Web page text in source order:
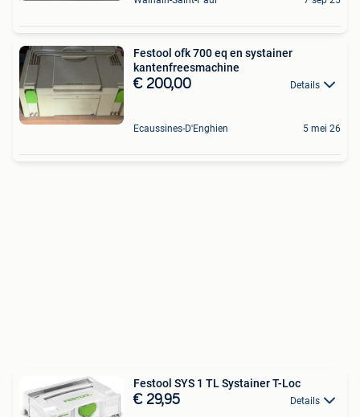
Festool ofk 700 eq en systainer
kantenfreesmachine
€ 200,00 Details
Ecaussines-D'Enghien 5 mei 26
Festool SYS 1 TL Systainer T-Loc
€ 29,95 Details